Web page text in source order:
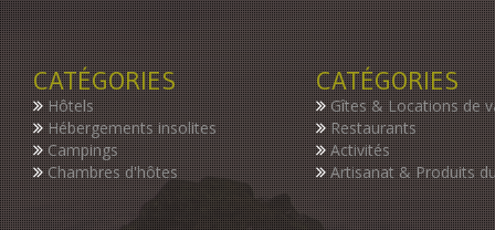
CATÉGORIES
Hôtels
Hébergements insolites
Campings
Chambres d'hôtes
CATÉGORIES
Gîtes & Locations de
Restaurants
Activités
Artisanat & Produits